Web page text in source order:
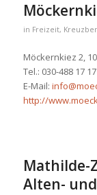
in Freizeit,
Möckernkiez 2,
Tel.: 030-488 17
E-Mail:
http://
Mathilde-
Alten-